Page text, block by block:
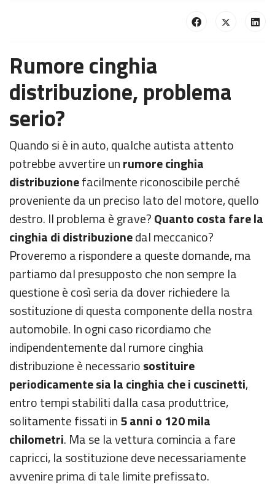
Rumore cinghia
distribuzione, problema
serio?
Quando si è in auto, qualche autista attento
potrebbe avvertire unrumore cinghia
distribuzionefacilmente riconoscibile perché
proveniente da un preciso lato del motore, quello
destro. Il problema è grave?Quanto costa fare la
cinghia di distribuzionedal meccanico?
Proveremo a rispondere a queste domande, ma
partiamo dal presupposto che non sempre la
questione è così seria da dover richiedere la
sostituzione di questa componente della nostra
automobile. In ogni caso ricordiamo che
indipendentemente dal rumore cinghia
distribuzione è necessariosostituire
periodicamente sia la cinghia che i cuscinetti,
entro tempi stabiliti dalla casa produttrice,
solitamente fissati in5 anni o 120 mila
chilometri. Ma se la vettura comincia a fare
capricci, la sostituzione deve necessariamente
avvenire prima di tale limite prefissato.